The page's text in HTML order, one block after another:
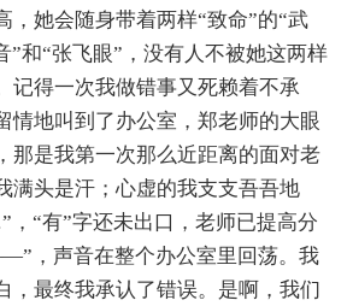
，她会随身带着两样“致命”的“武
”和“张飞眼”，没有人不被她这两样
记得一次我做错事又死赖着不承
情地叫到了办公室，郑老师的大眼
那是我第一次那么近距离的面对老
满头是汗；心虚的我支支吾吾地
“有”字还未出口，老师已提高分
，声音在整个办公室里回荡。我
，最终我承认了错误。是啊，我们